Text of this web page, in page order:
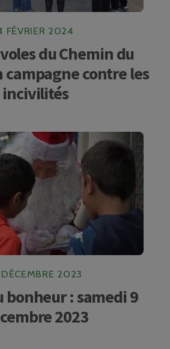
FÉVRIER 2024
du Chemin du
campagne contre les
incivilités
DÉCEMBRE 2023
bonheur : samedi 9
2023